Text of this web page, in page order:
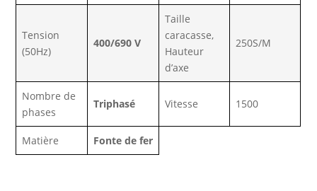
Tension
(50Hz)
400/690 V
Taille
caracasse,
Hauteur
d’axe
250S/M
Nombre de
phases
Triphasé Vitesse 1500
Matière Fonte de fer